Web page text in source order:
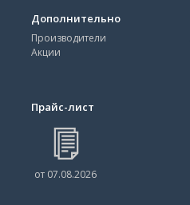
Дополнительно
Производители
Акции
Прайс-лист
от 07.08.2026